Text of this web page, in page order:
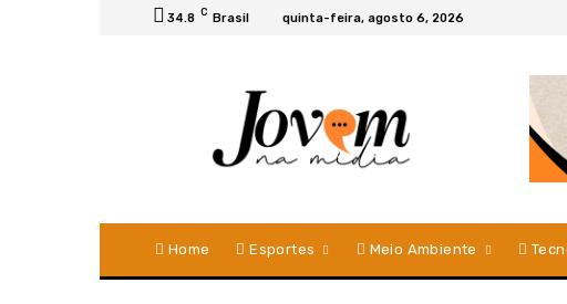
34.8 C Brasil quinta-feira, agosto 6, 2026
Home Esportes Meio Ambiente